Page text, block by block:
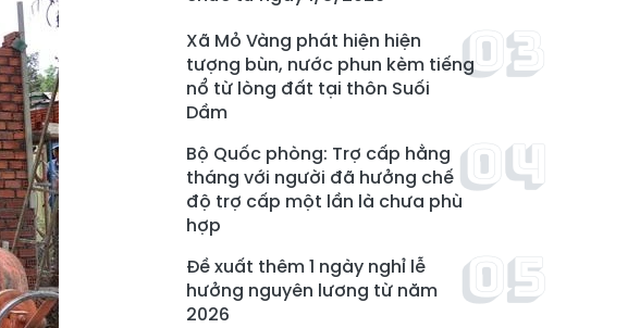
Xã Mỏ Vàng phát hiện hiện
tượng bùn, nước phun kèm tiếng
nổ từ lòng đất tại thôn Suối
Dầm
Bộ Quốc phòng: Trợ cấp hằng
tháng với người đã hưởng chế
độ trợ cấp một lần là chưa phù
hợp
Đề xuất thêm 1 ngày nghỉ lễ
hưởng nguyên lương từ năm
2026